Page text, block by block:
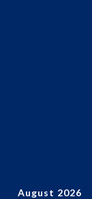
August 2026